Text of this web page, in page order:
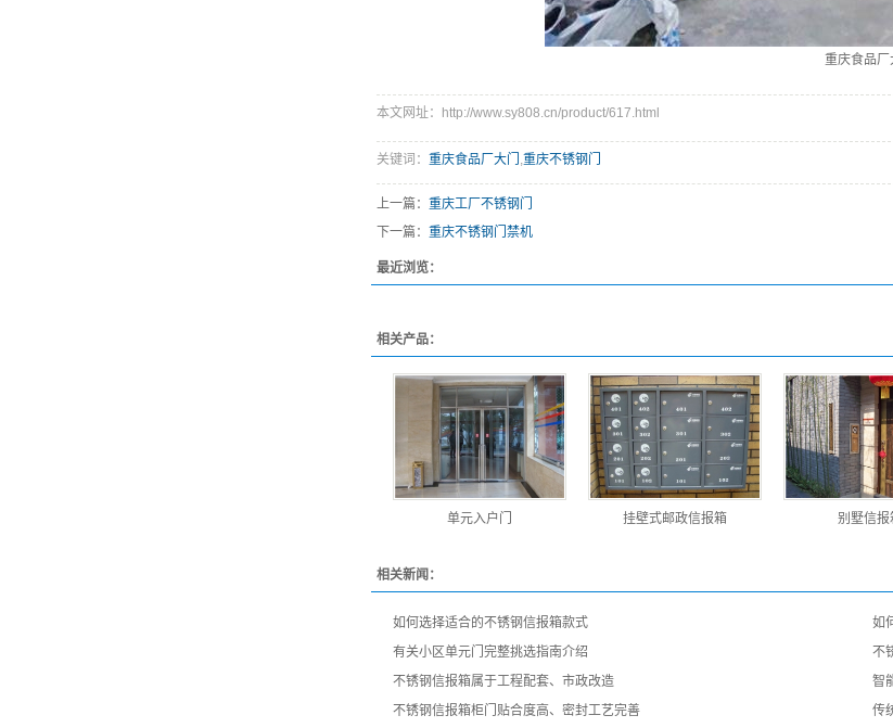
重庆食品厂
本文网址：http://www.sy808.cn/product/617.html
关键词： 重庆食品厂大门 ,重庆不锈钢门
上一篇： 重庆工厂不锈钢门
下一篇： 重庆不锈钢门禁机
最近浏览：
相关产品：
单元入户门 挂壁式邮政信报箱 别墅信报
相关新闻：
如何选择适合的不锈钢信报箱款式
如
有关小区单元门完整挑选指南介绍
不
不锈钢信报箱属于工程配套、市政改造
智
不锈钢信报箱柜门贴合度高、密封工艺完善
传